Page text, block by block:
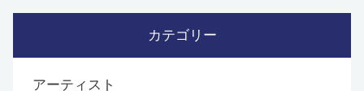
カテゴリー
アーティスト